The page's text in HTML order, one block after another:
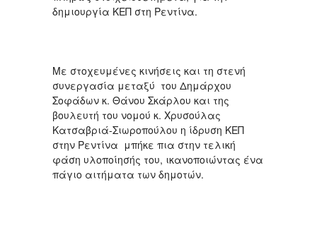
δημιουργία ΚΕΠ στη Ρεντίνα.
Με στοχευμένες κινήσεις και τη στενή
συνεργασία μεταξύ του Δημάρχου
Σοφάδων κ. Θάνου Σκάρλου και της
βουλευτή του νομού κ. Χρυσούλας
Κατσαβριά-Σιωροπούλου η ίδρυση ΚΕΠ
στην Ρεντίνα μπήκε πια στην τελική
φάση υλοποίησής του, ικανοποιώντας ένα
πάγιο αιτήματα των δημοτών.